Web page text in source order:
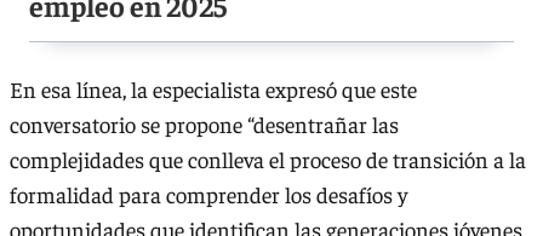
En esa línea, la especialista expresó que este
conversatorio se propone “desentrañar las
complejidades que conlleva el proceso de transición a la
formalidad para comprender los desafíos y
oportunidades que identifican las generaciones jóvenes,